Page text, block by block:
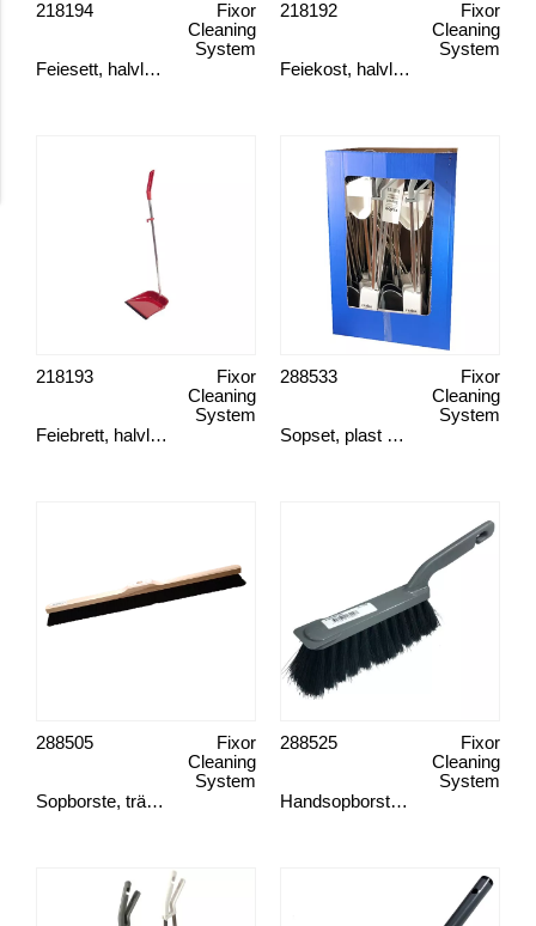
Feiesett, halvlangt skaft
Fixor
Cleaning
System
218194
Feiekost, halvlangt skaft
Fixor
Cleaning
System
218192
Feiebrett, halvlangt skaft
Fixor
Cleaning
System
218193
Sopset, plast halvlångt display
Fixor
Cleaning
System
288533
Sopborste, trä 70 cm mjuk borst
Fixor
Cleaning
System
288505
Handsopborste, plast mjuk
Fixor
Cleaning
System
288525